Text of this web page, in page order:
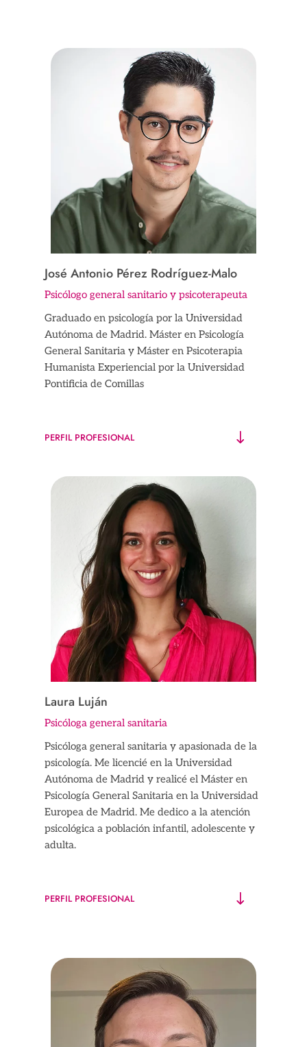
José Antonio Pérez Rodríguez-Malo
Psicólogo general sanitario y psicoterapeuta
Graduado en psicología por la Universidad
Autónoma de Madrid. Máster en Psicología
General Sanitaria y Máster en Psicoterapia
Humanista Experiencial por la Universidad
Pontificia de Comillas
PERFIL PROFESIONAL
Laura Luján
Psicóloga general sanitaria
Psicóloga general sanitaria y apasionada de la
psicología. Me licencié en la Universidad
Autónoma de Madrid y realicé el Máster en
Psicología General Sanitaria en la Universidad
Europea de Madrid. Me dedico a la atención
psicológica a población infantil, adolescente y
adulta.
PERFIL PROFESIONAL